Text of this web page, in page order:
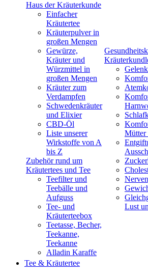
Haus der Kräuterkunde
Einfacher
Kräutertee
Kräuterpulver in
großen Mengen
Gewürze,
Kräuter und
Würzmittel in
großen Mengen
Kräuter zum
Verdampfen
Schwedenkräuter
und Elixier
CBD-Öl
Liste unserer
Wirkstoffe von A
bis Z
Zubehör rund um
Kräutertees und Tee
Teefilter und
Teebälle und
Aufguss
Tee- und
Kräuterteebox
Teetasse, Becher,
Teekanne,
Teekanne
Alladin Karaffe
Mütter
Lust
Tee & Kräutertee